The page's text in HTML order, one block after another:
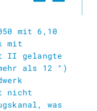
mit 6,10
mit
II gelangte
als 12 °)
nicht
was